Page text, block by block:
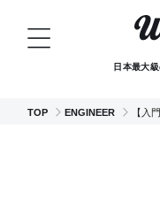
日本最大
TOP ENGINEER 【入